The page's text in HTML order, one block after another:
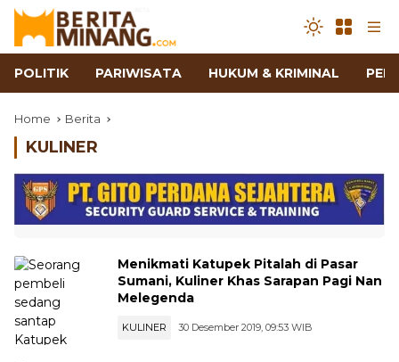
POLITIK PARIWISATA HUKUM & KRIMINAL
Home Berita
KULINER
Menikmati Katupek Pitalah di Pasar
Sumani, Kuliner Khas Sarapan Pagi Nan
Melegenda
KULINER 30 Desember 2019, 09:53 WIB